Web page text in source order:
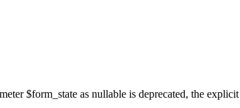
$form_state as nullable is deprecated, the